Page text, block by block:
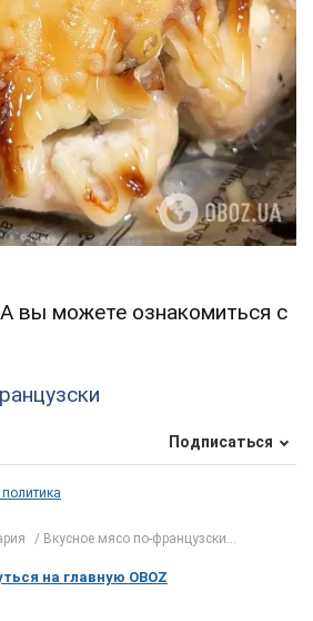
вы можете ознакомиться с
Подписаться
Вкусное мясо по-французски...
на главную OBOZ